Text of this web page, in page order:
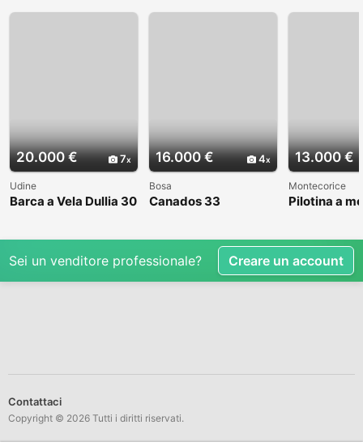
20.000 € 7
Udine
Barca a Vela Dullia 30
16.000 € 4
Bosa
Canados 33
13.000 €
Montecorice
Pilotina a
Sei un venditore professionale? Creare un account
Contattaci
Copyright © 2026 Tutti i diritti riservati.